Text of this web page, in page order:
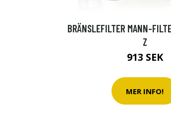
BRÄNSLEFILTER MANN-
Z
913 SEK
MER INFO!